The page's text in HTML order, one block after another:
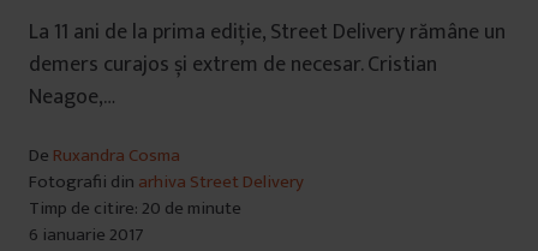
La 11 ani de la prima ediție, Street Delivery rămâne un
demers curajos și extrem de necesar. Cristian
Neagoe,…
De Ruxandra Cosma
Fotografii din arhiva Street Delivery
Timp de citire: 20 de minute
6 ianuarie 2017